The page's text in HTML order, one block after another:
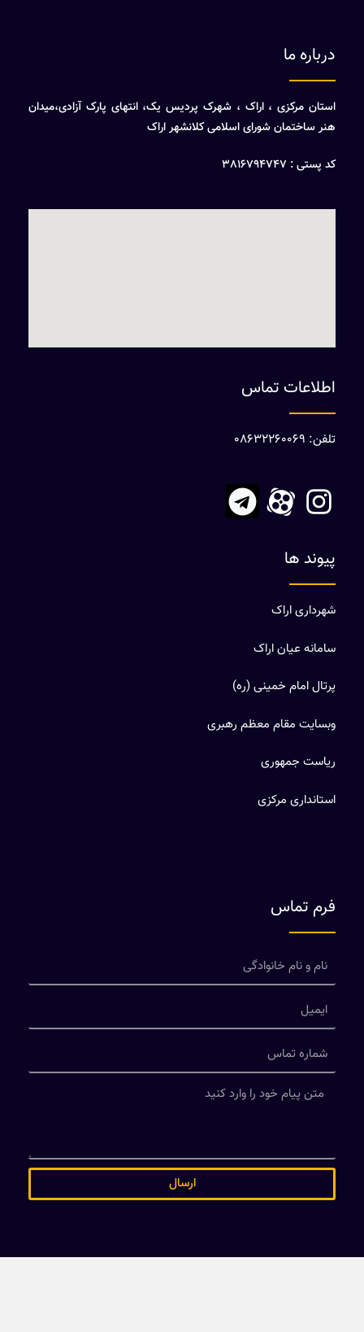
درباره ما
استان مرکزی ، اراک ، شهرک پردیس یک، انتهای پارک آزادی،میدان
هنر ساختمان شورای اسلامی کلانشهر اراک
کد پستی : 3816794747
اطلاعات تماس
تلفن: 08632260069
پیوند ها
شهرداری اراک
سامانه عیان اراک
پرتال امام خمینی (ره)
وبسایت مقام معظم رهبری
ریاست جمهوری
استانداری مرکزی
فرم تماس
ارسال